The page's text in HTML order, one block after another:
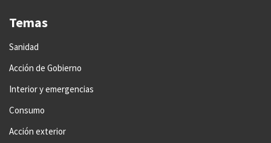
Temas
Sanidad
Acción de Gobierno
Interior y emergencias
Consumo
Acción exterior